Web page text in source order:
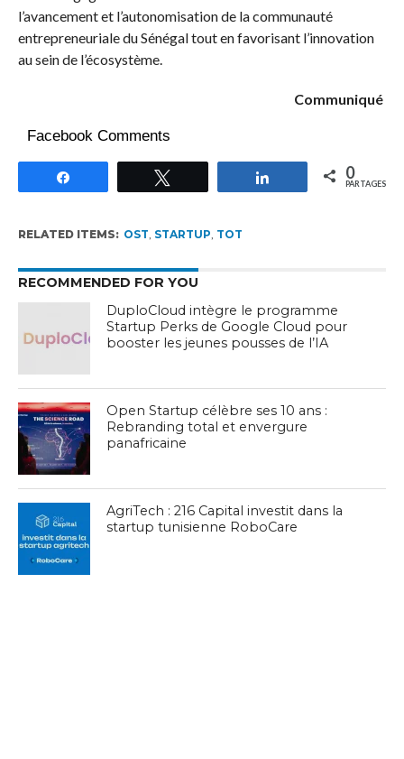
l’avancement et l’autonomisation de la communauté
entrepreneuriale du Sénégal tout en favorisant l’innovation
au sein de l’écosystème.
Communiqué
Facebook Comments
Partagez 0
PARTAGES
RELATED ITEMS: OST, STARTUP, TOT
RECOMMENDED FOR YOU
DuploCloud intègre le programme
Startup Perks de Google Cloud pour
booster les jeunes pousses de l’IA
Open Startup célèbre ses 10 ans :
Rebranding total et envergure
panafricaine
AgriTech : 216 Capital investit dans la
startup tunisienne RoboCare